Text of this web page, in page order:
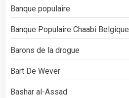
Banque populaire
Banque Populaire Chaabi Belgique
Barons de la drogue
Bart De Wever
Bashar al-Assad